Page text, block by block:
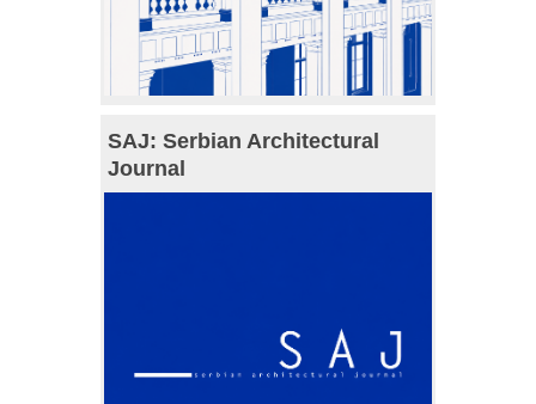
SAJ: Serbian Architectural
Journal